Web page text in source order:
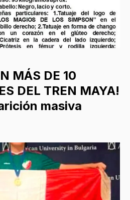
MÁS DE 10
DEL TREN MAYA!
masiva